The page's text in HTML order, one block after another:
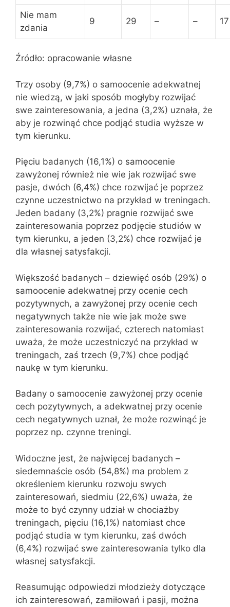
Nie mam
zdania
9 29 – – 17
Źródło: opracowanie własne
Trzy osoby (9,7%) o samoocenie adekwatnej
nie wiedzą, w jaki sposób mogłyby rozwijać
swe zainteresowania, a jedna (3,2%) uznała, że
aby je rozwinąć chce podjąć studia wyższe w
tym kierunku.
Pięciu badanych (16,1%) o samoocenie
zawyżonej również nie wie jak rozwijać swe
pasje, dwóch (6,4%) chce rozwijać je poprzez
czynne uczestnictwo na przykład w treningach.
Jeden badany (3,2%) pragnie rozwijać swe
zainteresowania poprzez podjęcie studiów w
tym kierunku, a jeden (3,2%) chce rozwijać je
dla własnej satysfakcji.
Większość badanych – dziewięć osób (29%) o
samoocenie adekwatnej przy ocenie cech
pozytywnych, a zawyżonej przy ocenie cech
negatywnych także nie wie jak może swe
zainteresowania rozwijać, czterech natomiast
uważa, że może uczestniczyć na przykład w
treningach, zaś trzech (9,7%) chce podjąć
naukę w tym kierunku.
Badany o samoocenie zawyżonej przy ocenie
cech pozytywnych, a adekwatnej przy ocenie
cech negatywnych uznał, że może rozwinąć je
poprzez np. czynne treningi.
Widoczne jest, że najwięcej badanych –
siedemnaście osób (54,8%) ma problem z
określeniem kierunku rozwoju swych
zainteresowań, siedmiu (22,6%) uważa, że
może to być czynny udział w chociażby
treningach, pięciu (16,1%) natomiast chce
podjąć studia w tym kierunku, zaś dwóch
(6,4%) rozwijać swe zainteresowania tylko dla
własnej satysfakcji.
Reasumując odpowiedzi młodzieży dotyczące
ich zainteresowań, zamiłowań i pasji, można